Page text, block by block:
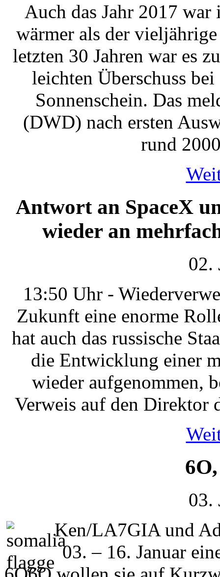
Auch das Jahr 2017
wärmer als der
letzten 30 Jahren war es
leichten Überschuss
Sonnenschein. Das
(DWD) nach ersten
rund
Antwort an SpaceX
wieder an
02.
13:50 Uhr -
Zukunft eine enorme
hat auch das russische
die Entwicklung einer
wieder aufgenommen,
Verweis auf den Direktor
03.
Ken/LA7GIA und
03. – 16. Januar